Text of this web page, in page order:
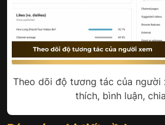
Theo dõi độ tương tác của người
thích, bình luận,